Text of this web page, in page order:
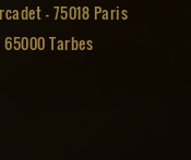
- 75018 Paris
65000 Tarbes